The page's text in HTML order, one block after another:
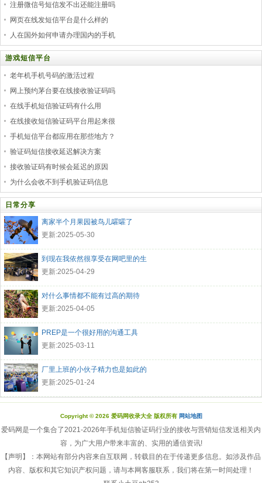
注册微信号短信发不出还能注册吗
网页在线发短信平台是什么样的
人在国外如何申请办理国内的手机
游戏短信平台
老年机手机号码的激活过程
网上预约茅台要在线接收验证码吗
在线手机短信验证码有什么用
在线接收短信验证码平台用起来很
手机短信平台都应用在那些地方？
验证码短信接收延迟解决方案
接收验证码有时候会延迟的原因
为什么会收不到手机验证码信息
日常分享
离家半个月果园被鸟儿嚯嚯了
更新:2025-05-30
到现在我依然很享受在网吧里的生
更新:2025-04-29
对什么事情都不能有过高的期待
更新:2025-04-05
PREP是一个很好用的沟通工具
更新:2025-03-11
厂里上班的小伙子精力也是如此的
更新:2025-01-24
Copyright © 2026 爱码网收录大全 版权所有 网站地图
爱码网是一个集合了2021-2026年手机短信验证码行业的接收与营销短信发送相关内
容，为广大用户带来丰富的、实用的通信资讯!
【声明】：本网站有部分内容来自互联网，转载目的在于传递更多信息。如涉及作品
内容、版权和其它知识产权问题，请与本网客服联系，我们将在第一时间处理！